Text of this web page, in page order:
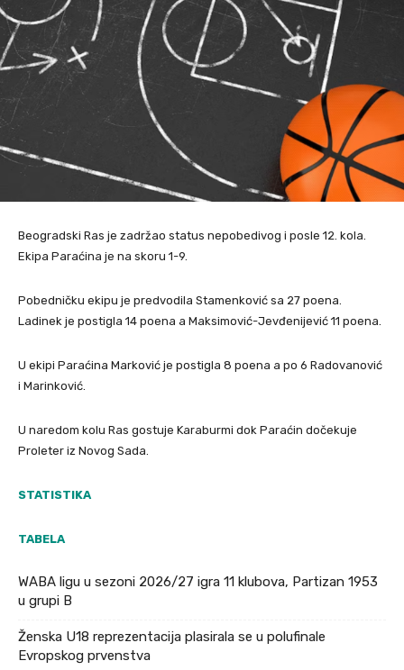
Beogradski Ras je zadržao status nepobedivog i posle 12. kola.
Ekipa Paraćina je na skoru 1-9.
Pobedničku ekipu je predvodila Stamenković sa 27 poena.
Ladinek je postigla 14 poena a Maksimović-Jevđenijević 11 poena.
U ekipi Paraćina Marković je postigla 8 poena a po 6 Radovanović
i Marinković.
U naredom kolu Ras gostuje Karaburmi dok Paraćin dočekuje
Proleter iz Novog Sada.
STATISTIKA
TABELA
WABA ligu u sezoni 2026/27 igra 11 klubova, Partizan 1953
u grupi B
Ženska U18 reprezentacija plasirala se u polufinale
Evropskog prvenstva